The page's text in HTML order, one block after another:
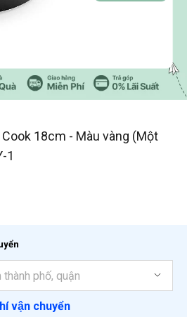
/2
18cm - Màu vàng (Một
1
vận chuyển